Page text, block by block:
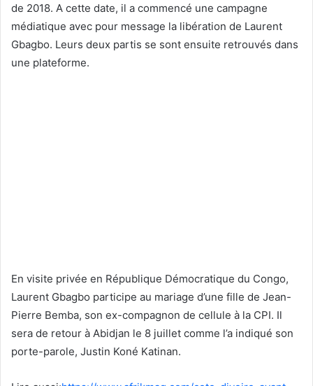
de 2018. A cette date, il a commencé une campagne
médiatique avec pour message la libération de Laurent
Gbagbo. Leurs deux partis se sont ensuite retrouvés dans
une plateforme.
En visite privée en République Démocratique du Congo,
Laurent Gbagbo participe au mariage d’une fille de Jean-
Pierre Bemba, son ex-compagnon de cellule à la CPI. Il
sera de retour à Abidjan le 8 juillet comme l’a indiqué son
porte-parole, Justin Koné Katinan.